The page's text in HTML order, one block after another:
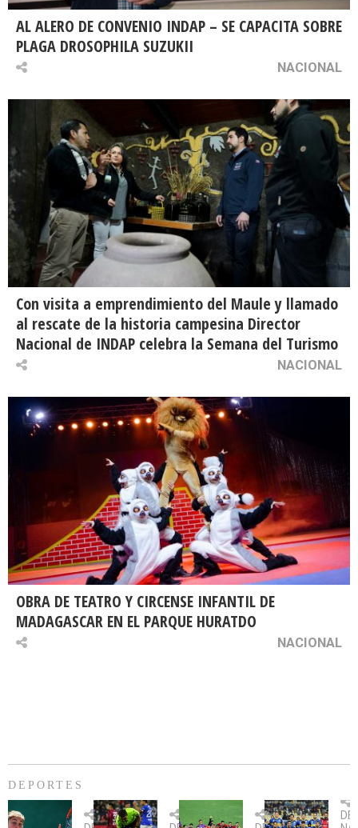
AL ALERO DE CONVENIO INDAP – SE CAPACITA SOBRE
PLAGA DROSOPHILA SUZUKII
NACIONAL
Con visita a emprendimiento del Maule y llamado
al rescate de la historia campesina Director
Nacional de INDAP celebra la Semana del Turismo
NACIONAL
OBRA DE TEATRO Y CIRCENSE INFANTIL DE
MADAGASCAR EN EL PARQUE HURATDO
NACIONAL
DEPORTES
Billie
U.
Copa